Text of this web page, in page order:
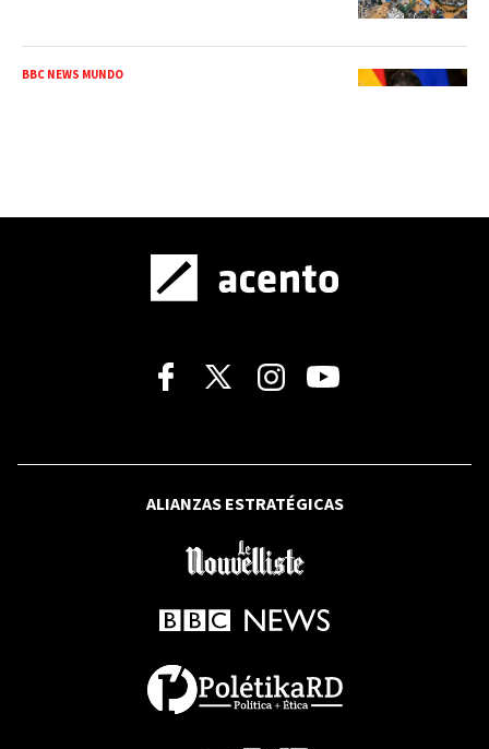
BBC NEWS MUNDO
Wall Street cierra en verde por malos
datos de empleo que alejan posibilidad
de alza de tasas de interés
RECAUDACIONES TRIBUTARIAS
Opiniones divididas sobre si el sistema
nuevo año escolar
ALIANZAS ESTRATÉGICAS